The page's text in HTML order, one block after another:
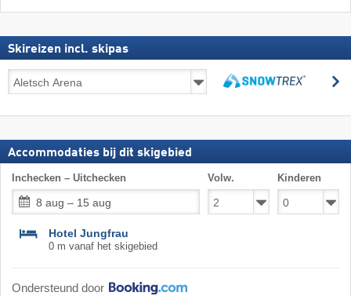
Skireizen incl. skipas
Skireizen
incl.
Accommodaties bij dit skigebied
Inchecken – Uitchecken
8 aug – 15 aug
Volw. Kinderen
Hotel Jungfrau
0 m vanaf het skigebied
Ondersteund door